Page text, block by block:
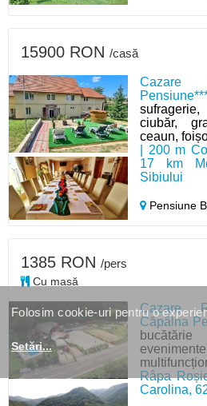
Cazare
ciubăr,
ceaun,
| 200 m
17 km
Sibiului
Pensiune
15900 RON /casă
Cazare
Căpâlna
Râpa
Carolina,
1385 RON /pers
Cu masă
Folosim cookie-uri pentru o
Setări...